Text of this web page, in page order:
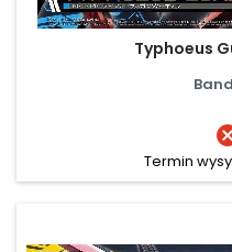
Typhoeus
Termin